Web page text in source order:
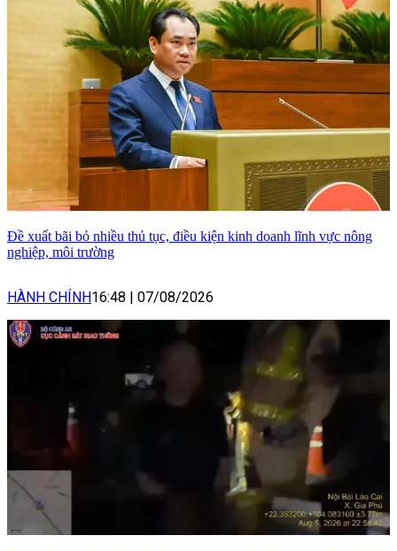
Đề xuất bãi bỏ nhiều thủ tục, điều kiện kinh doanh lĩnh vực nông
nghiệp, môi trường
HÀNH CHÍNH16:48 07/08/2026